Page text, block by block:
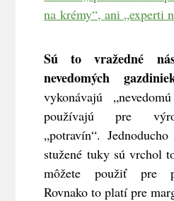
na krémy“, ani „experti
Sú to vražedné
nevedomých
vykonávajú
používajú pre
„potravín“.
stužené tuky sú vrchol
môžete použiť pre
Rovnako to platí pre